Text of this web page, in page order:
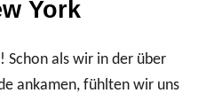
York
! Schon als wir in der über
ankamen, fühlten wir uns